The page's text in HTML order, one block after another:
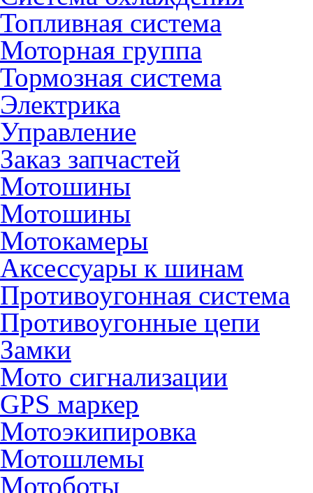
Топливная система
Моторная группа
Тормозная система
Электрика
Управление
Заказ запчастей
Мотошины
Мотошины
Мотокамеры
Аксессуары к шинам
Противоугонная система
Противоугонные цепи
Замки
Мото сигнализации
GPS маркер
Мотоэкипировка
Мотошлемы
Мотоботы